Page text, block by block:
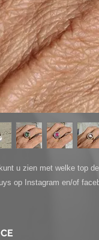
u zien met welke top
op Instagram en/of